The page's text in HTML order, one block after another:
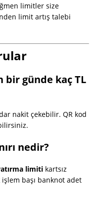
limitler size
limit artış talebi
bir günde kaç TL
nakit çekebilir. QR kod
nedir?
limiti kartsız
başı banknot adet